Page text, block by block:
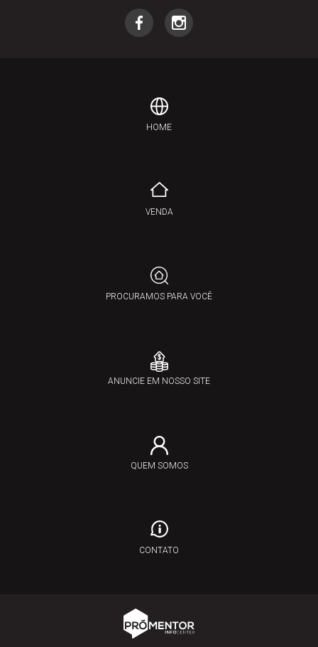
HOME
VENDA
PROCURAMOS PARA VOCÊ
ANUNCIE EM NOSSO SITE
QUEM SOMOS
CONTATO